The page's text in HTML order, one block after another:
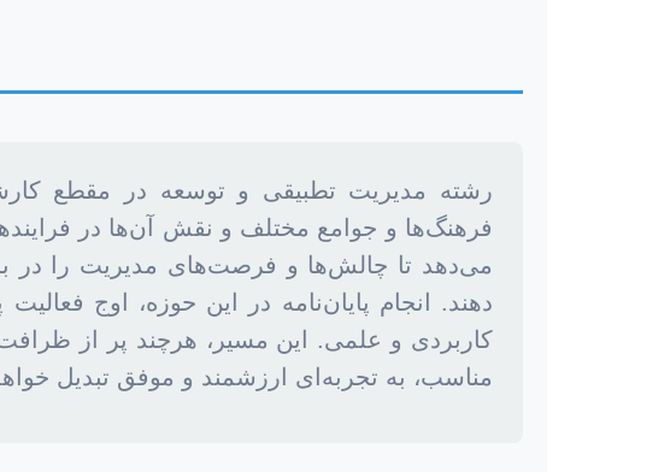
رشته مدیریت تطبیقی و توسعه در مقطع
فرهنگ‌ها و جوامع مختلف و نقش آن‌ها در
می‌دهد تا چالش‌ها و فرصت‌های مدیریت را در
دهند. انجام پایان‌نامه در این حوزه، اوج
کاربردی و علمی. این مسیر، هرچند پر از
مناسب، به تجربه‌ای ارزشمند و موفق تبدیل